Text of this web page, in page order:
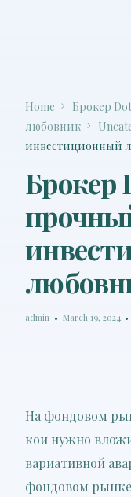
Home
Брокер
любовник
инвестиционный
Брокер
admin March 19, 2024
На фондовом
кои нужно
вариативной
фондовом